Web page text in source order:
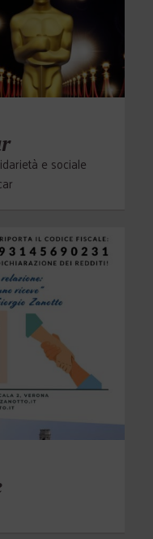
e sociale